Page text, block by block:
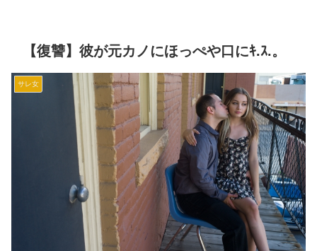
【復讐】彼が元カノにほっぺや口にｷ.ｽ.。
サレ女